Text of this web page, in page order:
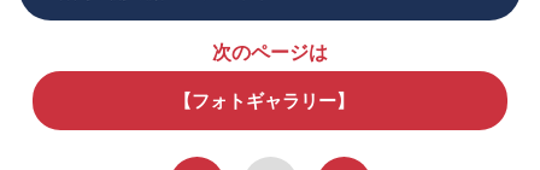
次のページは
【フォトギャラリー】